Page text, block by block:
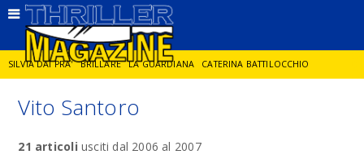
SILVIA DAI PRA' BRILLARE LA GUARDIANA CATERINA BATTILOCCHIO
JORGE DIAZ LA SPIA DELITTO IN CORNICE
Vito Santoro
21 articoli usciti dal 2006 al 2007